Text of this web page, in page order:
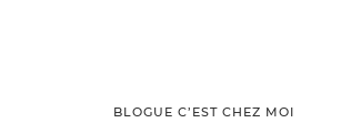
BLOGUE C’EST CHEZ MOI